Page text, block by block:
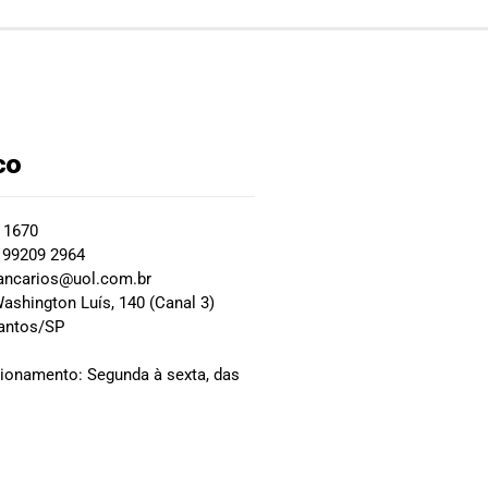
2964
Luís, 140 (Canal 3)
SP
Segunda à sexta, das